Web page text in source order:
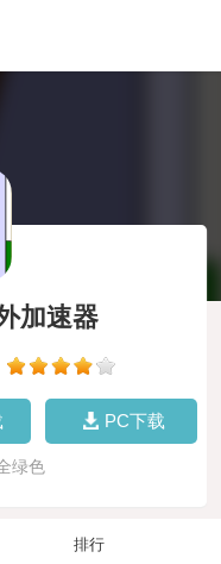
加速器
PC下载
绿色
排行